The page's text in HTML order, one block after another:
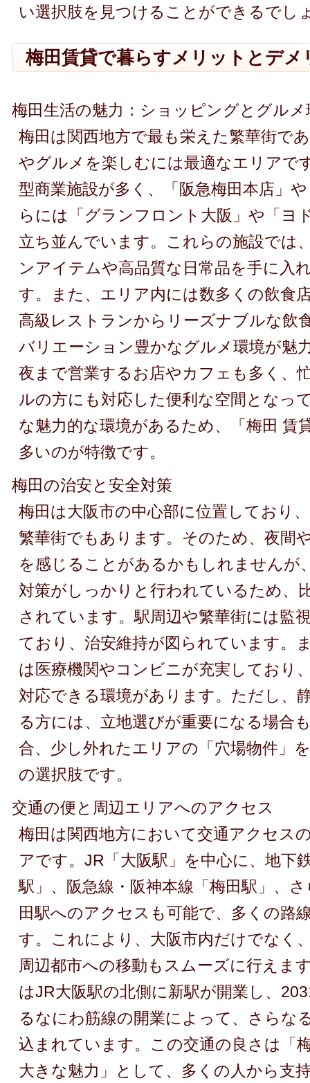
い選択肢を見つけることができるでし
梅田賃貸で暮らすメリットとデメ
梅田生活の魅力：ショッピングとグルメ
梅田は関西地方で最も栄えた繁華街で
やグルメを楽しむには最適なエリアで
型商業施設が多く、「阪急梅田本店」
らには「グランフロント大阪」や「ヨ
立ち並んでいます。これらの施設では
ンアイテムや高品質な日常品を手に入
す。また、エリア内には数多くの飲食
高級レストランからリーズナブルな飲
バリエーション豊かなグルメ環境が魅
夜まで営業するお店やカフェも多く、
ルの方にも対応した便利な空間となっ
な魅力的な環境があるため、「梅田 賃
多いのが特徴です。
梅田の治安と安全対策
梅田は大阪市の中心部に位置しており
繁華街でもあります。そのため、夜間
を感じることがあるかもしれませんが
対策がしっかりと行われているため、
されています。駅周辺や繁華街には監
ており、治安維持が図られています。
は医療機関やコンビニが充実しており
対応できる環境があります。ただし、
る方には、立地選びが重要になる場合
合、少し外れたエリアの「穴場物件」
の選択肢です。
交通の便と周辺エリアへのアクセス
梅田は関西地方において交通アクセス
アです。JR「大阪駅」を中心に、地下
駅」、阪急線・阪神本線「梅田駅」、
田駅へのアクセスも可能で、多くの路
す。これにより、大阪市内だけでなく
周辺都市への移動もスムーズに行えま
はJR大阪駅の北側に新駅が開業し、
るなにわ筋線の開業によって、さらな
込まれています。この交通の良さは「
大きな魅力」として、多くの人から支